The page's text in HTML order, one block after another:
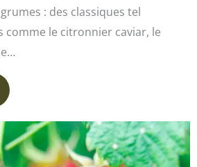
: des classiques tel
comme le citronnier caviar, le